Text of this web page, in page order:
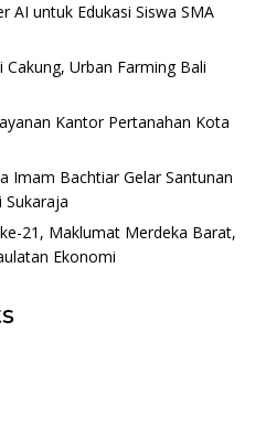
AI untuk Edukasi Siswa SMA
Urban Farming Bali
Kantor Pertanahan Kota
Imam Bachtiar Gelar Santunan
Sukaraja
21, Maklumat Merdeka Barat,
Ekonomi